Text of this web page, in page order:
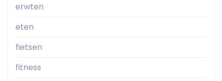
erwten
eten
fietsen
fitness